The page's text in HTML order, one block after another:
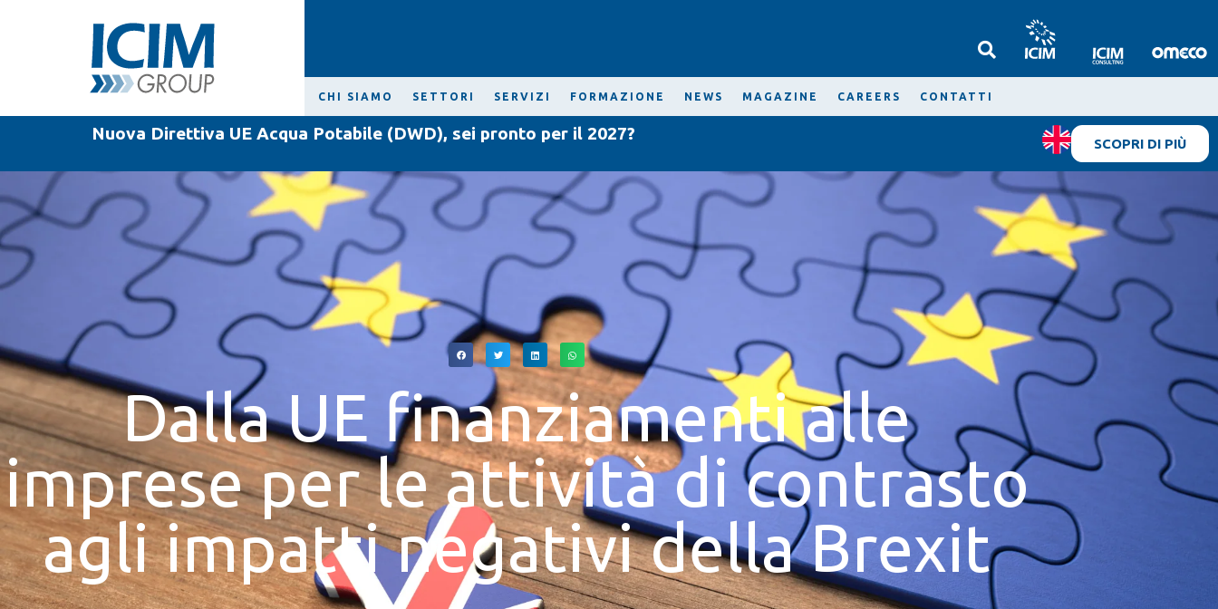
CHI SIAMO SETTORI SERVIZI FORMAZIONE NEWS MAGAZINE CAREERS CONTATTI
Nuova Direttiva UE Acqua Potabile (DWD), sei pronto per il 2027?
SCOPRI DI PIÙ
Dalla UE finanziamenti alle
imprese per le attività di contrasto
agli impatti negativi della Brexit